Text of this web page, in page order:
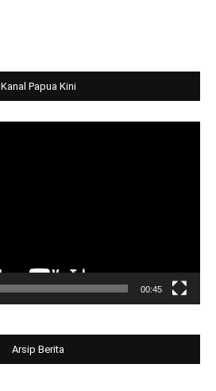
Kanal Papua Kini
00:45
Arsip Berita